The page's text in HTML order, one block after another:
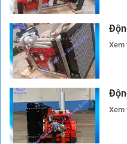
Xem
Xem